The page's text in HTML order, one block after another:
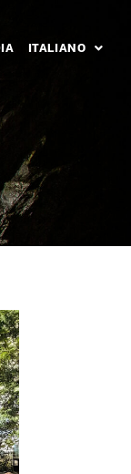
ITALIANO